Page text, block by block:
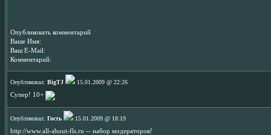
Опубликовать комментарий
Ваше Имя:
Ваш E-Mail:
Комментарий:
Опубликовал: BigTJ
15.01.2009 @ 22:26
Супер! 10+
Опубликовал: Гость
15.01.2009 @ 18:19
http://www.all-about-fls.ru -- набор модераторов!